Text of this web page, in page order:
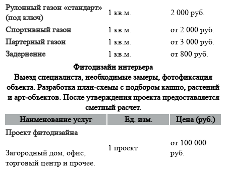
Рулонный газон «стандарт»
(под ключ)
1 кв.м.
2 000 руб.
Спортивный газон
1 кв.м.
от 2 000 руб.
Партерный газон
1 кв.м.
от 3 000 руб.
Задернение
1 кв.м.
от 800 руб.
Фитодизайн интерьера
Выезд специалиста, необходимые замеры, фотофиксация
объекта. Разработка план-схемы с подбором кашпо, растений
и арт-объектов. После утверждения проекта предоставляется
сметный расчет.
Наименование услуг
Ед. изм.
Цена (руб.)
Проект фитодизайна
Загородный дом, офис,
торговый центр и прочее.
1 проект
от 100 000
руб.